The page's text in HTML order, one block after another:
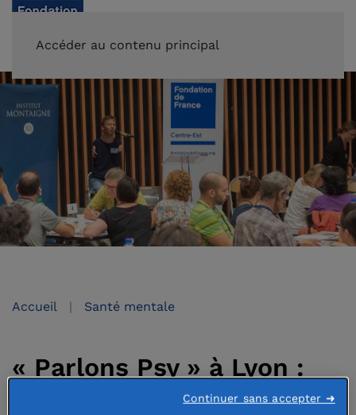
Accéder au contenu principal
Accueil Santé mentale
« Parlons Psy » à Lyon :
160 participants pour
Continuer sans accepter ➜